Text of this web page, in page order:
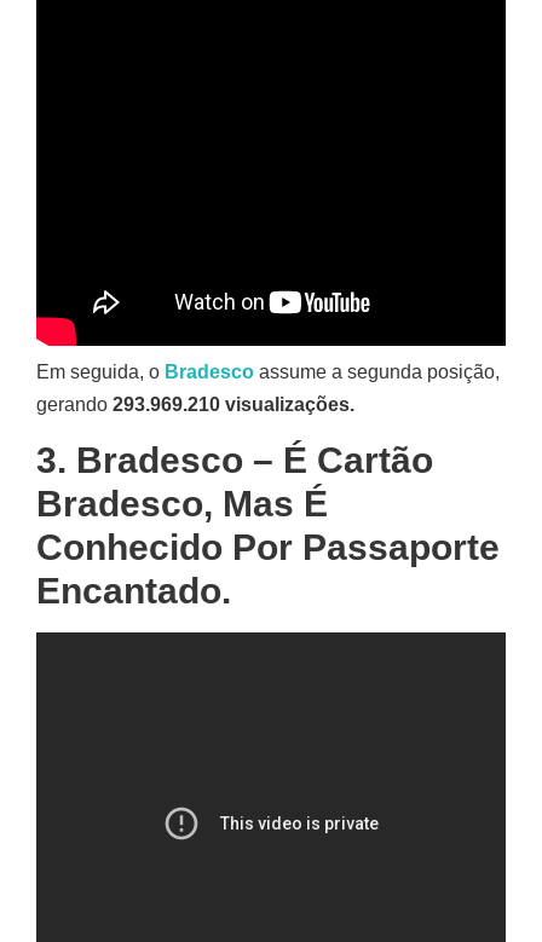
Em seguida, o Bradesco assume a segunda posição,
gerando 293.969.210 visualizações.
3. Bradesco – É Cartão
Bradesco, Mas É
Conhecido Por Passaporte
Encantado.